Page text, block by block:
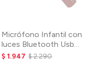
Micrófono Infantil con
luces Bluetooth Usb
Recargable - Rosa
$ 1.947 $2.290